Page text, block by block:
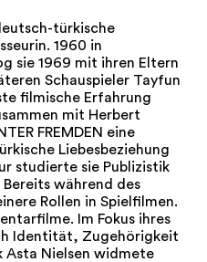
türkische
1960 in
sie 1969 mit ihren Eltern
Schauspieler Tayfun
filmische Erfahrung
mit Herbert
FREMDEN eine
Liebesbeziehung
studierte sie Publizistik
während des
Rollen in Spielfilmen.
Im Fokus ihres
Identität, Zugehörigkeit
Asta Nielsen widmete